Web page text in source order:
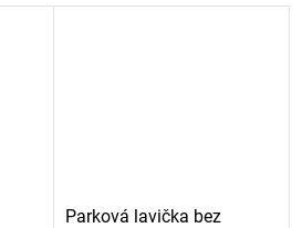
Parková lavička bez